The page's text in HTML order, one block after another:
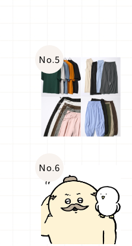
No.5
No.6